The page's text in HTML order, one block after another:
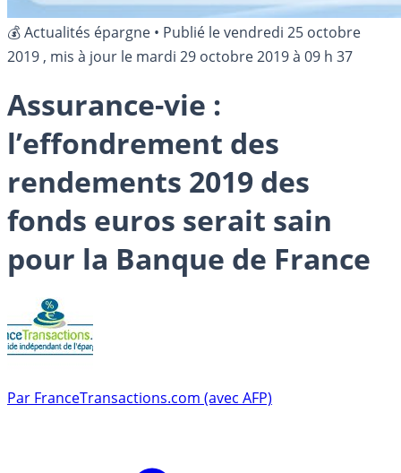
💰 Actualités épargne • Publié levendredi 25 octobre
2019 , mis à jour le mardi 29 octobre 2019 à 09 h 37
Assurance-vie :
l’effondrement des
rendements 2019 des
fonds euros serait sain
pour la Banque de France
Par FranceTransactions.com (avec AFP)